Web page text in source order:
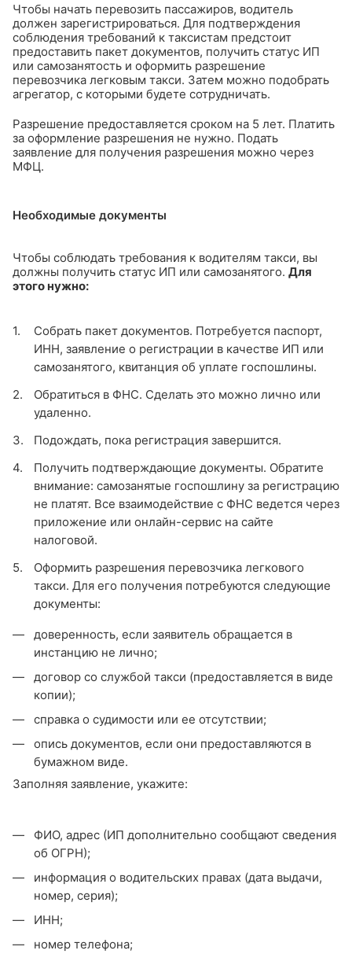
Чтобы начать перевозить пассажиров, водитель
должен зарегистрироваться. Для подтверждения
соблюдения требований к таксистам предстоит
предоставить пакет документов, получить статус ИП
или самозанятость и оформить разрешение
перевозчика легковым такси. Затем можно подобрать
агрегатор, с которыми будете сотрудничать.
Разрешение предоставляется сроком на 5 лет. Платить
за оформление разрешения не нужно. Подать
заявление для получения разрешения можно через
МФЦ.
Необходимые документы
Чтобы соблюдать требования к водителям такси, вы
должны получить статус ИП или самозанятого. Для
этого нужно:
Собрать пакет документов. Потребуется паспорт,
ИНН, заявление о регистрации в качестве ИП или
самозанятого, квитанция об уплате госпошлины.
Обратиться в ФНС. Сделать это можно лично или
удаленно.
Подождать, пока регистрация завершится.
Получить подтверждающие документы. Обратите
внимание: самозанятые госпошлину за регистрацию
не платят. Все взаимодействие с ФНС ведется через
приложение или онлайн-сервис на сайте
налоговой.
Оформить разрешения перевозчика легкового
такси. Для его получения потребуются следующие
документы:
доверенность, если заявитель обращается в
инстанцию не лично;
договор со службой такси (предоставляется в виде
копии);
справка о судимости или ее отсутствии;
опись документов, если они предоставляются в
бумажном виде.
Заполняя заявление, укажите:
ФИО, адрес (ИП дополнительно сообщают сведения
об ОГРН);
информация о водительских правах (дата выдачи,
номер, серия);
ИНН;
номер телефона;